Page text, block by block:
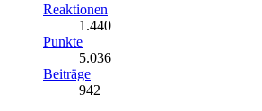
Reaktionen
1.440
Punkte
5.036
Beiträge
942